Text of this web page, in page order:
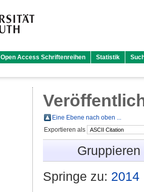
Open Access Schriftenreihen Statistik
Eine Ebene nach oben ...
Exportieren als
Springe zu: 2014